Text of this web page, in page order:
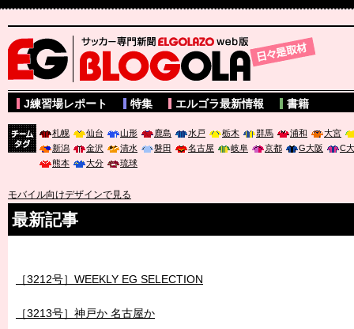
サッカー専門新聞ELGOLAZO web版 BLOGOLA
J練習場レポート 特集 エルゴラ最新情報 書籍
札幌 仙台 山形 鹿島 水戸 栃木 群馬 浦和
大宮
新潟
金沢 清水 磐田 名古屋 岐阜 京都 G大阪
C
熊本
大分 琉球
モバイル向けデザインで見る
最新記事
［3212号］WEEKLY EG SELECTION
［3213号］神戸か 名古屋か